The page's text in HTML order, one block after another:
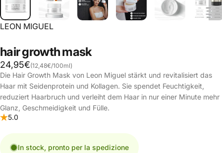
LEON MIGUEL
hairgrowthmask
24,95€
Grundpreis
(12,48€/
pro 100ml)
Die Hair Growth Mask von Leon Miguel stärkt und revitalisiert das
Haar mit Seidenprotein und Kollagen. Sie spendet Feuchtigkeit,
reduziert Haarbruch und verleiht dem Haar in nur einer Minute mehr
Glanz, Geschmeidigkeit und Fülle.
5.0
In stock, pronto per la spedizione